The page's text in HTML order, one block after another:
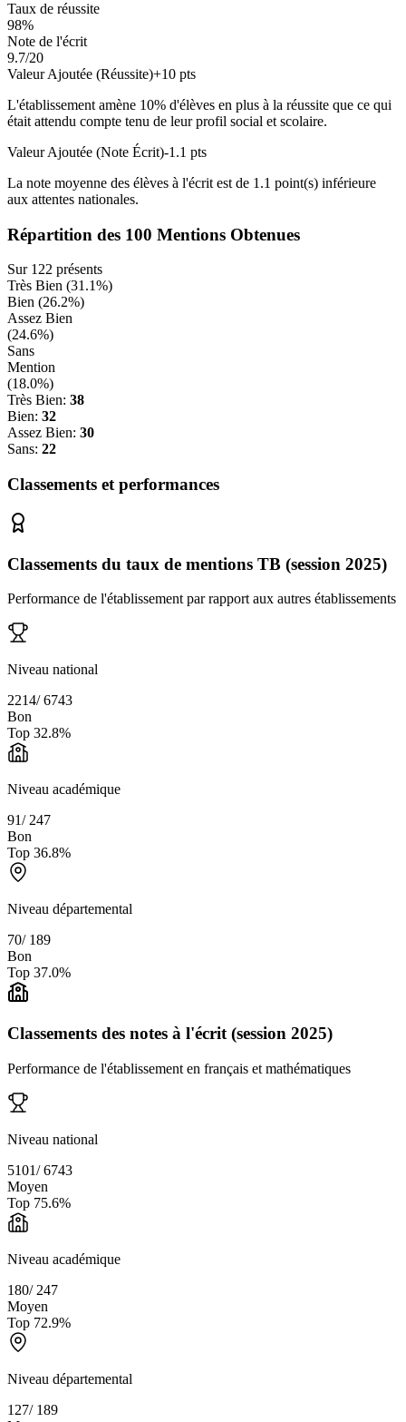
Taux de réussite
98%
Note de l'écrit
9.7/20
Valeur Ajoutée (Réussite)+10 pts
L'établissement amène 10% d'élèves en plus à la réussite que ce qui
était attendu compte tenu de leur profil social et scolaire.
Valeur Ajoutée (Note Écrit)-1.1 pts
La note moyenne des élèves à l'écrit est de 1.1 point(s) inférieure
aux attentes nationales.
Répartition des 100 Mentions Obtenues
Sur 122 présents
Très Bien (31.1%)
Bien (26.2%)
Assez Bien
(24.6%)
Sans
Mention
(18.0%)
Très Bien: 38
Bien: 32
Assez Bien: 30
Sans: 22
Classements et performances
Classements du taux de mentions TB (session 2025)
Performance de l'établissement par rapport aux autres établissements
Niveau national
2214/6743
Bon
Top 32.8%
Niveau académique
91/ 247
Bon
Top 36.8%
Niveau départemental
70/ 189
Bon
Top 37.0%
Classements des notes à l'écrit (session 2025)
Performance de l'établissement en français et mathématiques
Niveau national
5101/6743
Moyen
Top 75.6%
Niveau académique
180/ 247
Moyen
Top 72.9%
Niveau départemental
127/ 189